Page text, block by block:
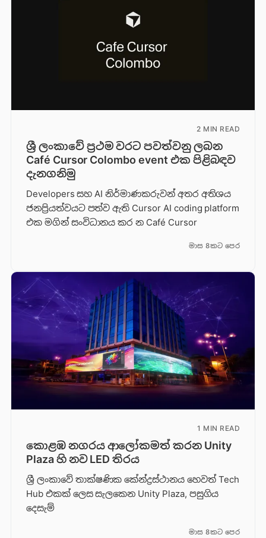
2 MIN READ
ශ්‍රී ලංකාවේ ප්‍රථම වරට පවත්වනු ලබන
Café Cursor Colombo event එක පිළිබඳව
දැනගනිමු
Developers සහ AI නිර්මාණකරුවන් අතර අතිශය
ජනප්‍රියත්වයට පත්ව ඇති Cursor AI coding platform
එක මගින් සංවිධානය කර න Café Cursor
මාස 8කට පෙර
1 MIN READ
කොළඹ නගරය ආලෝකමත් කරන Unity
Plaza හි නව LED තිරය
ශ්‍රී ලංකාවේ තාක්ෂණික කේන්ද්‍රස්ථානය හෙවත් Tech
Hub එකක් ලෙස සැලකෙන Unity Plaza, පසුගිය
දෙසැම්
මාස 8කට පෙර